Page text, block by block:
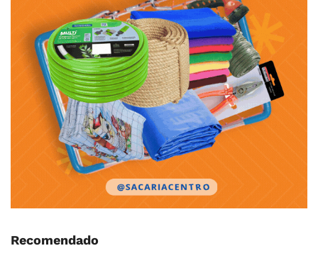
Recomendado